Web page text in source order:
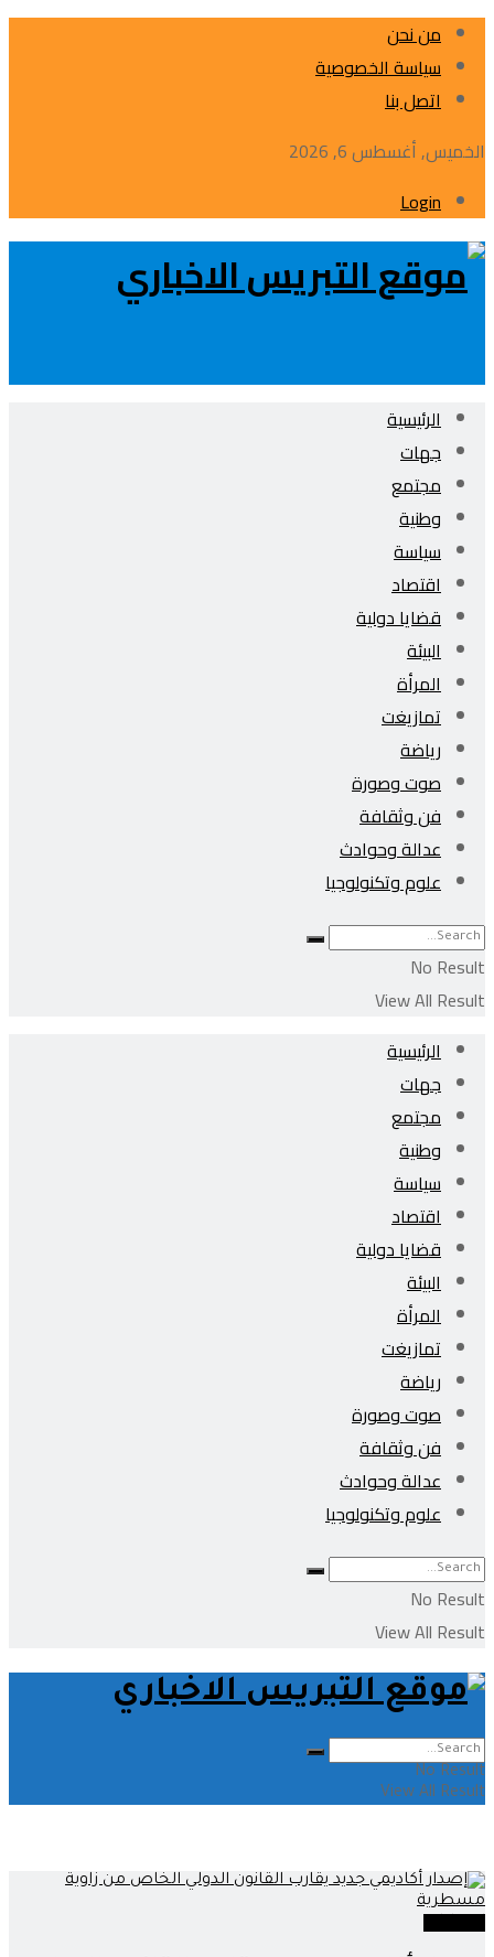
من نحن
سياسة الخصوصية
اتصل بنا
الخميس, أغسطس 6, 2026
Login
الرئيسية
جهات
مجتمع
وطنية
سياسة
اقتصاد
قضايا دولية
البيئة
المرأة
تمازيغت
رياضة
صوت وصورة
فن وثقافة
عدالة وحوادث
علوم وتكنولوجيا
No Result
View All Result
الرئيسية
جهات
مجتمع
وطنية
سياسة
اقتصاد
قضايا دولية
البيئة
المرأة
تمازيغت
رياضة
صوت وصورة
فن وثقافة
عدالة وحوادث
علوم وتكنولوجيا
No Result
View All Result
No Result
View All Result